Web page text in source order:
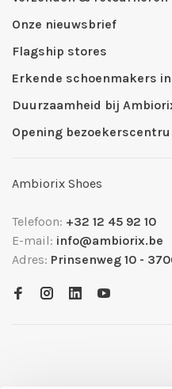
Onze nieuwsbrief
Flagship stores
Erkende schoenmakers
Duurzaamheid bij
Opening
Ambiorix Shoes
Telefoon: +32 12 45 92 10
E-mail: info@ambiorix.be
Adres: Prinsenweg 10 -